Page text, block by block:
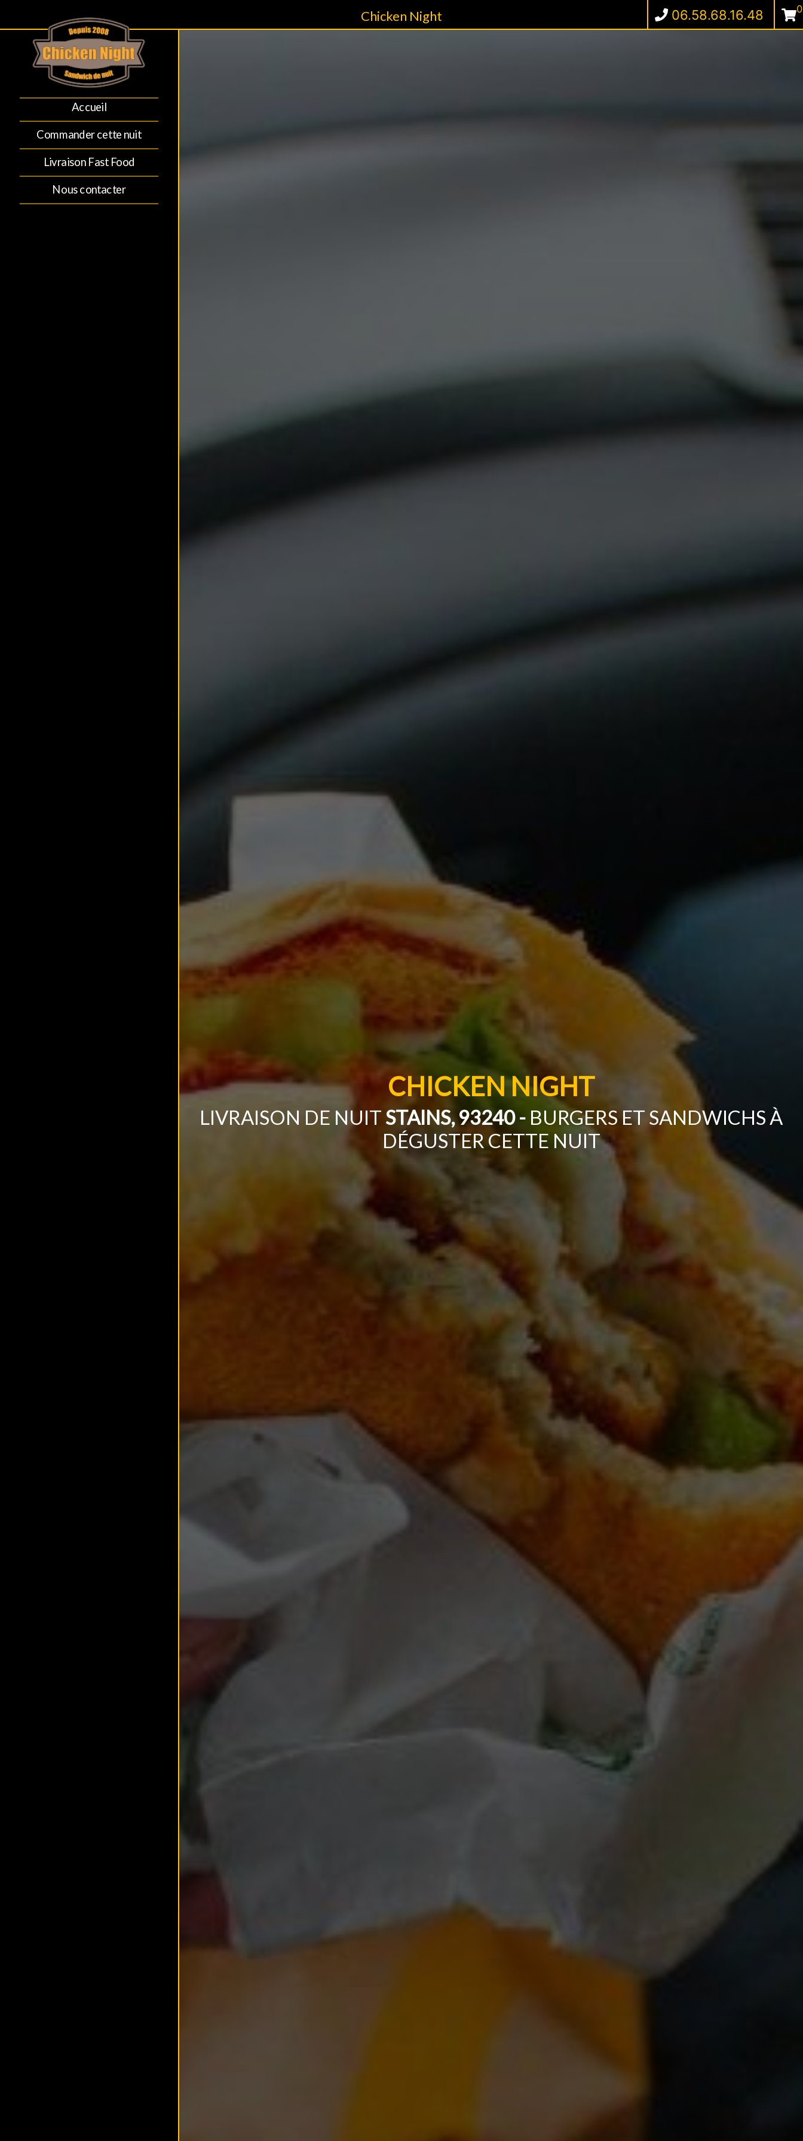
Chicken Night 06.58.68.16.48 0
Accueil
Commander cette nuit
Livraison Fast Food
Nous contacter
CHICKEN NIGHT
LIVRAISON DE NUIT STAINS, 93240 - BURGERS ET SANDWICHS À
DÉGUSTER CETTE NUIT